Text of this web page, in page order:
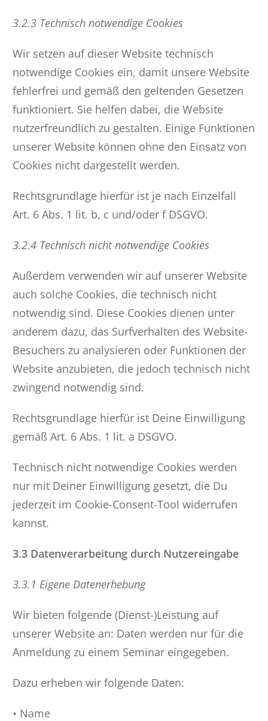
3.2.3 Technisch notwendige Cookies
Wir setzen auf dieser Website technisch
notwendige Cookies ein, damit unsere Website
fehlerfrei und gemäß den geltenden Gesetzen
funktioniert. Sie helfen dabei, die Website
nutzerfreundlich zu gestalten. Einige Funktionen
unserer Website können ohne den Einsatz von
Cookies nicht dargestellt werden.
Rechtsgrundlage hierfür ist je nach Einzelfall
Art. 6 Abs. 1 lit. b, c und/oder f DSGVO.
3.2.4 Technisch nicht notwendige Cookies
Außerdem verwenden wir auf unserer Website
auch solche Cookies, die technisch nicht
notwendig sind. Diese Cookies dienen unter
anderem dazu, das Surfverhalten des Website-
Besuchers zu analysieren oder Funktionen der
Website anzubieten, die jedoch technisch nicht
zwingend notwendig sind.
Rechtsgrundlage hierfür ist Deine Einwilligung
gemäß Art. 6 Abs. 1 lit. a DSGVO.
Technisch nicht notwendige Cookies werden
nur mit Deiner Einwilligung gesetzt, die Du
jederzeit im Cookie-Consent-Tool widerrufen
kannst.
3.3 Datenverarbeitung durch Nutzereingabe
3.3.1 Eigene Datenerhebung
Wir bieten folgende (Dienst-)Leistung auf
unserer Website an: Daten werden nur für die
Anmeldung zu einem Seminar eingegeben.
Dazu erheben wir folgende Daten:
• Name